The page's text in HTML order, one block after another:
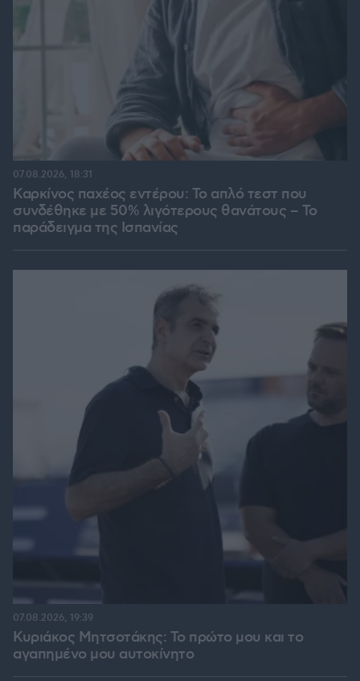
Καρκίνος παχέος εντέρου: Το απλό τεστ που
συνδέθηκε με 50% λιγότερους θανάτους – Το
παράδειγμα της Ισπανίας
07.08.2026, 18:31
Κυριάκος Μητσοτάκης: Το πρώτο μου και το
αγαπημένο μου αυτοκίνητο
07.08.2026, 19:39